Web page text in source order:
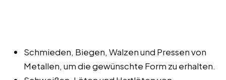
Schmieden, Biegen, Walzen und Pressen von
Metallen, um die gewünschte Form zu erhalten.